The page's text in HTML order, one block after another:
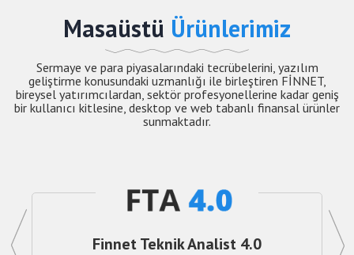
Masaüstü Ürünlerimiz
Sermaye ve para piyasalarındaki tecrübelerini, yazılım
geliştirme konusundaki uzmanlığı ile birleştiren FİNNET,
bireysel yatırımcılardan, sektör profesyonellerine kadar geniş
bir kullanıcı kitlesine, desktop ve web tabanlı finansal ürünler
sunmaktadır.
Finnet Teknik Analist 4.0